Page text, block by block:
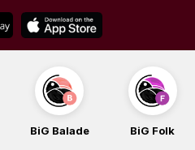
BiG Balade BiG Folk